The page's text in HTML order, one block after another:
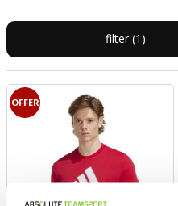
filter (1)
OFFER